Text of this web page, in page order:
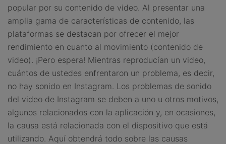
popular por su contenido de video. Al presentar una
amplia gama de características de contenido, las
plataformas se destacan por ofrecer el mejor
rendimiento en cuanto al movimiento (contenido de
video). ¡Pero espera! Mientras reproducían un video,
cuántos de ustedes enfrentaron un problema, es decir,
no hay sonido en Instagram. Los problemas de sonido
del video de Instagram se deben a uno u otros motivos,
algunos relacionados con la aplicación y, en ocasiones,
la causa está relacionada con el dispositivo que está
utilizando. Aquí obtendrá todo sobre las causas